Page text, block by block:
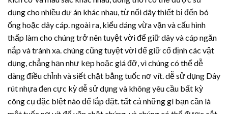
dụng cho nhiều dự án khác nhau, từ nối dây thiết bị đến bó
ống hoặc dây cáp. ngoài ra, kiểu dáng vừa vặn và cấu hình
thấp làm cho chúng trở nên tuyệt vời để giữ dây và cáp ngăn
nắp và tránh xa. chúng cũng tuyệt vời để giữ cố định các vật
dụng, chẳng hạn như kẹp hoặc giá đỡ, vì chúng có thể dễ
dàng điều chỉnh và siết chặt bằng tuốc nơ vít. dễ sử dụng Dây
rút nhựađen cực kỳ dễ sử dụng và không yêu cầu bất kỳ
công cụ đặc biệt nào để lắp đặt. tất cả những gì bạn cần là